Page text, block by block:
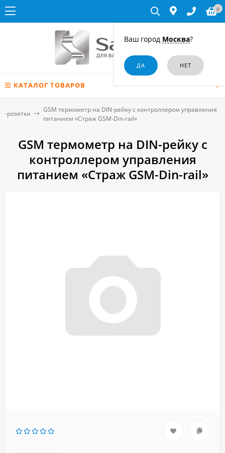
Ваш город Москва?
0
КАТАЛОГ ТОВАРОВ
розетки
GSM термометр на DIN-рейку с контроллером управления
питанием «Страж GSM-Din-rail»
GSM термометр на DIN-рейку с
контроллером управления
питанием «Страж GSM-Din-rail»